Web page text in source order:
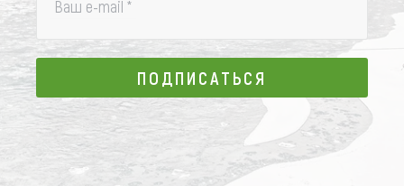
Ваш e-mail *
ПОДПИСАТЬСЯ
ПОДПИСАТЬСЯ